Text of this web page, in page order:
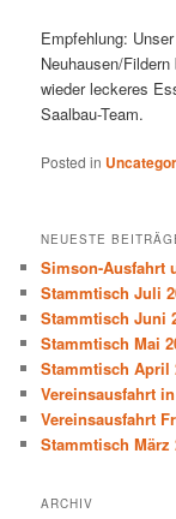
Empfehlung:
Neuhausen/
wieder leckeres
Saalbau-Team.
Posted in
NEUESTE
Simson-Ausfahrt
Stammtisch Juli
Stammtisch Juni
Stammtisch Mai
Stammtisch April
Vereinsausfahrt
Vereinsausfahrt
Stammtisch März
ARCHIV